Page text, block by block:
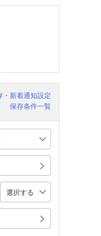
・新着通知設定
保存条件一覧